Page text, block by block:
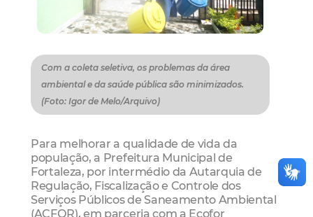
Com a coleta seletiva, os problemas da área
ambiental e da saúde pública são minimizados.
(Foto: Igor de Melo/Arquivo)
Para melhorar a qualidade de vida da
população, a Prefeitura Municipal de
Fortaleza, por intermédio da Autarquia de
Regulação, Fiscalização e Controle dos
Serviços Públicos de Saneamento Ambiental
(ACFOR), em parceria com a Ecofor